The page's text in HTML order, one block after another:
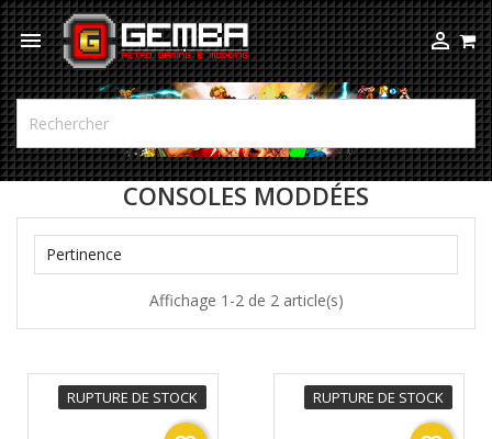
 
CONSOLES MODDÉES
Pertinence
Affichage 1-2 de 2 article(s)
RUPTURE DE STOCK RUPTURE DE STOCK